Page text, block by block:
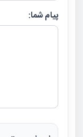
پیام شما: